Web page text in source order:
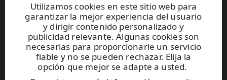
Utilizamos cookies en este sitio web para
garantizar la mejor experiencia del usuario
y dirigir contenido personalizado y
publicidad relevante. Algunas cookies son
necesarias para proporcionarle un servicio
fiable y no se pueden rechazar. Elija la
opción que mejor se adapte a usted.
Prensa
Todas las noticias
Contacto
Este sitio está protegido por reCAPTCHA y se aplican la